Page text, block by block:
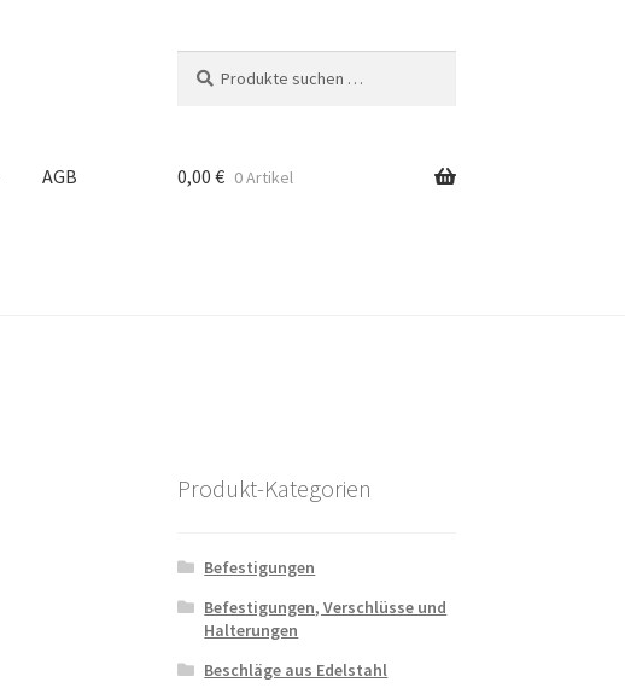
nach:
AGB 0,00 € 0 Artikel
Produkt-Kategorien
Befestigungen
Befestigungen, Verschlüsse und
Halterungen
Beschläge aus Edelstahl